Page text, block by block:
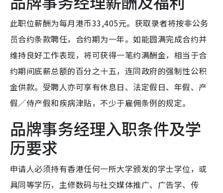
此职位薪酬为每月港币33,405元。获取录者将按非公务
员合约条款聘任，合约期为一年。如能圆满完成合约并
维持良好工作表现，将可获得一笔约满酬金，相当于合
约期间底薪总额的百分之十五，连同政府的强制性公积
金供款。受聘人亦可享有休息日、法定假日、年假、产
假／侍产假和疾病津贴，不少于雇佣条例的规定。
品牌事务经理入职条件及学
历要求
申请人必须持有香港任何一所大学颁发的学士学位，或
具同等学历，主修数码与社交媒体推广、广告学、传